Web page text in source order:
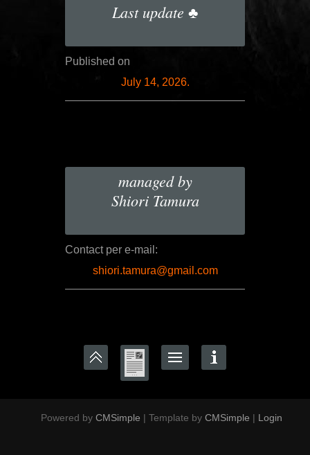
Last update ♣
Published on
July 14, 2026.
managed by
Shiori Tamura
Contact per e-mail:
shiori.tamura@gmail.com
Powered by CMSimple | Template by CMSimple | Login